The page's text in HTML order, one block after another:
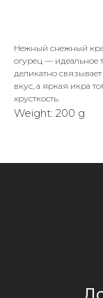
Нежный снежный
огурец — идеальное
деликатно
вкус, а яркая икра
хрусткость.
Weight: 200 g